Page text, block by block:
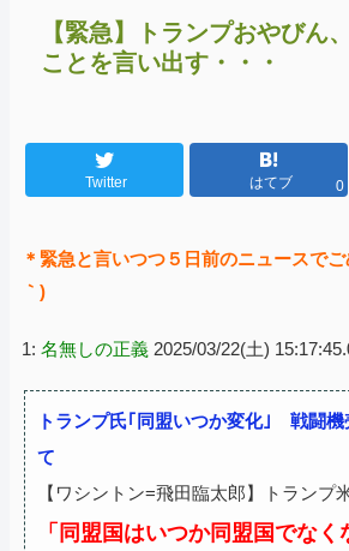
【緊急】トランプおやびん
ことを言い出す・・・
Twitter はてブ 0
＊緊急と言いつつ５日前のニュースで
｀)
1: 名無しの正義 2025/03/22(土)
トランプ氏｢同盟いつか変化｣ 戦闘機
て
【ワシントン=飛田臨太郎】トランプ
「同盟国はいつか同盟国でな